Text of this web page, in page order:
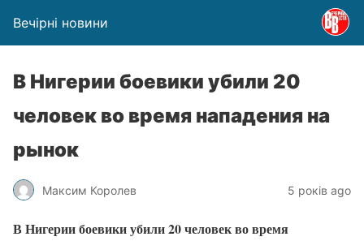
Вечірні новини
В Нигерии боевики убили 20
человек во время нападения на
рынок
Максим Королев 5 років ago
В Нигерии боевики убили 20 человек во время